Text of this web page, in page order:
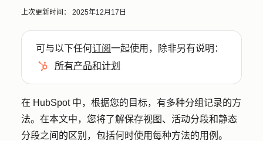
上次更新时间： 2025年12月17日
可与以下任何订阅一起使用，除非另有说明：
所有产品和计划
在 HubSpot 中，根据您的目标，有多种分组记录的方
法。在本文中，您将了解保存视图、活动分段和静态
分段之间的区别，包括何时使用每种方法的用例。